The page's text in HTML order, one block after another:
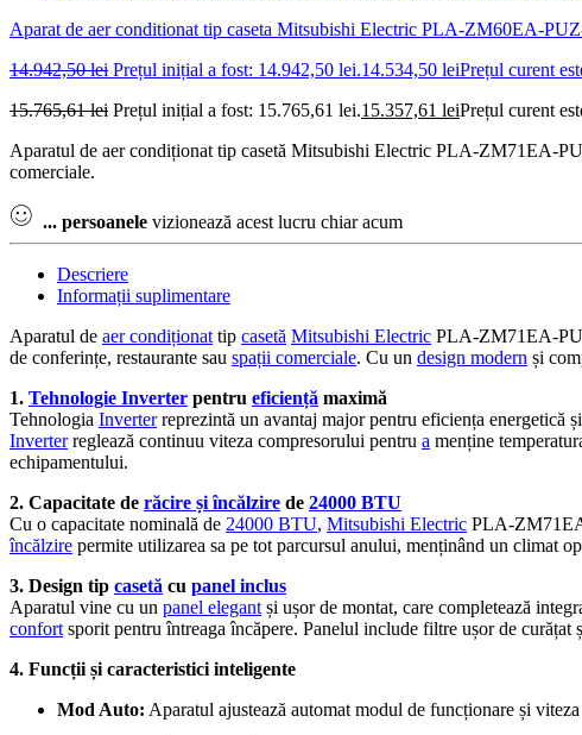
Aparat de aer conditionat tip caseta Mitsubishi Electric PLA-ZM60EA-
14.942,50lei Prețul inițial a fost: 14.942,50 lei.14.534,50 leiPrețul curent
15.765,61lei Prețul inițial a fost: 15.765,61 lei.15.357,61 leiPrețul curent
Aparatul de aer condiționat tip casetă Mitsubishi Electric PLA-ZM71EA-
comerciale.
... persoanele vizionează acest lucru chiar acum
Descriere
Informații suplimentare
Aparatul de aer condiționat tip casetă Mitsubishi Electric PLA-ZM71EA-
de conferințe, restaurante sau spații comerciale. Cu un design modern și
1. Tehnologie Inverter pentru eficiență maximă
Tehnologia Inverterreprezintă un avantaj major pentru eficiența energetică
Inverterreglează continuu viteza compresorului pentru a menține
echipamentului.
2. Capacitate de răcire și încălzire de 24000 BTU
Cu o capacitate nominală de 24000 BTU, Mitsubishi Electric PLA-
încălzire permite utilizarea sa pe tot parcursul anului, menținând un climat
3. Design tip casetă cu panel inclus
Aparatul vine cu un panel elegant și ușor de montat, care completează
confort sporit pentru întreaga încăpere. Panelul include filtre ușor de
4. Funcții și caracteristici inteligente
Mod Auto: Aparatul ajustează automat modul de funcționare și